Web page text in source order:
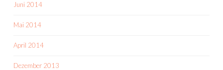
Juni 2014
Mai 2014
April 2014
Dezember 2013